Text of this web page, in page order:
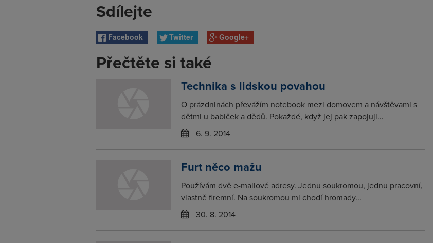
Sdílejte
Facebook Twitter Google+
Přečtěte si také
Technika s lidskou povahou
O prázdninách převážím notebook mezi domovem a návštěvami s
dětmi u babiček a dědů. Pokaždé, když jej pak zapojuji...
6. 9. 2014
Furt něco mažu
Používám dvě e-mailové adresy. Jednu soukromou, jednu pracovní,
vlastně firemní. Na soukromou mi chodí hromady...
30. 8. 2014